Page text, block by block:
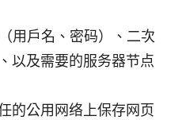
用户名、密码）、二次
以及需要的服务器节点
的公用网络上保存网页